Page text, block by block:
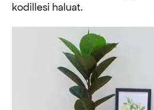
kodillesi haluat.